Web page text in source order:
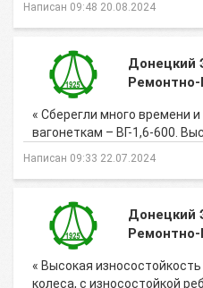
Написан 09:48 20.08.2024
Донецкий
Ремонтно-
« Сберегли много времени
вагонеткам – ВГ-1,6-600.
Написан 09:33 22.07.2024
Донецкий
Ремонтно-
« Высокая
колеса, с износостойкой